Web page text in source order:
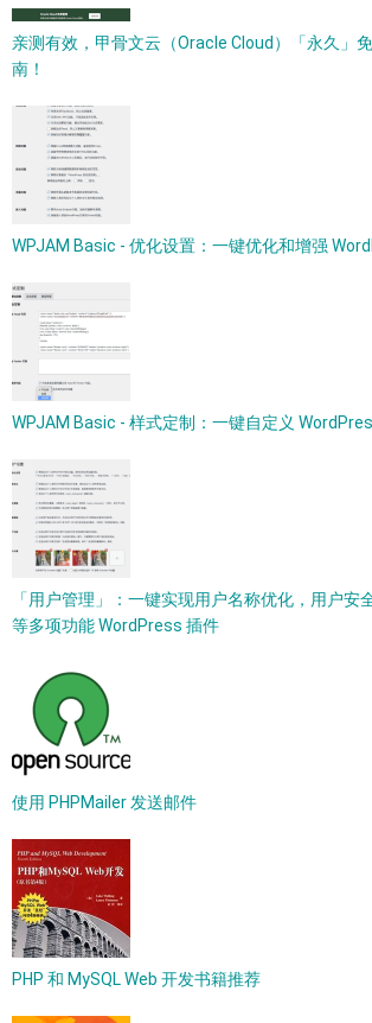
亲测有效，甲骨文云（Oracle Cloud）「永久」
南！
WPJAM Basic - 优化设置：一键优化和增强
WPJAM Basic - 样式定制：一键自定义
「用户管理」：一键实现用户名称优化，用户安
等多项功能 WordPress 插件
使用 PHPMailer 发送邮件
PHP 和 MySQL Web 开发书籍推荐